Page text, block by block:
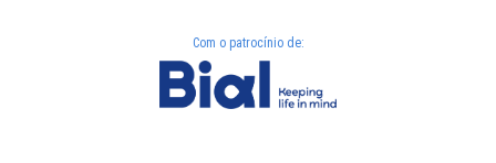
Com o patrocínio de: